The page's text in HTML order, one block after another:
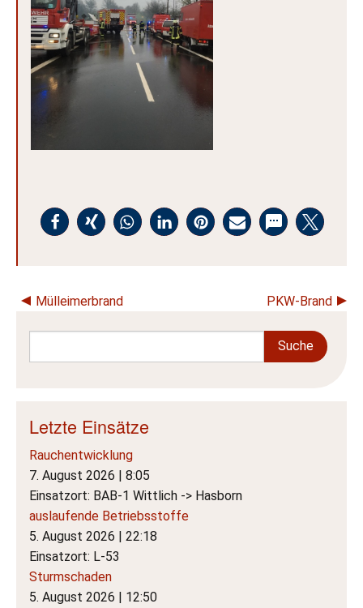
Mülleimerbrand PKW-Brand
Letzte Einsätze
Rauchentwicklung
7. August 2026 | 8:05
Einsatzort: BAB-1 Wittlich -> Hasborn
auslaufende Betriebsstoffe
5. August 2026 | 22:18
Einsatzort: L-53
Sturmschaden
5. August 2026 | 12:50